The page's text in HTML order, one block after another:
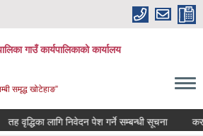
गाउँ कार्यपालिकाको कार्यालय
समृद्ध खोटेहाङ”
वृद्धिका लागि निवेदन पेश गर्ने सम्बन्धी सूचना करार